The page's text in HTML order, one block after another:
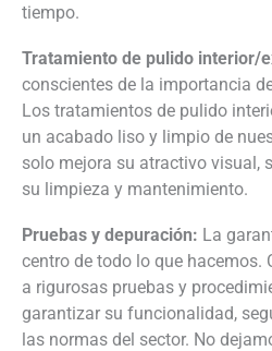
tiempo.
Tratamiento de pulido interior/
conscientes de la importancia
Los tratamientos de pulido
un acabado liso y limpio de
solo mejora su atractivo visual,
su limpieza y mantenimiento.
Pruebas y depuración: La
centro de todo lo que hacemos.
a rigurosas pruebas y
garantizar su funcionalidad,
las normas del sector. No